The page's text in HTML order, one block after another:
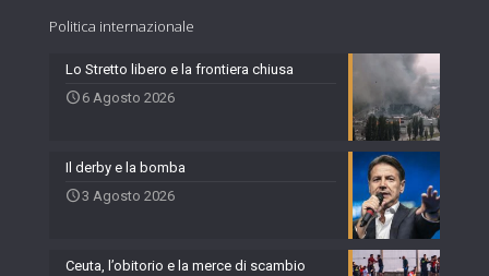
Politica internazionale
Lo Stretto libero e la frontiera chiusa
6 Agosto 2026
Il derby e la bomba
3 Agosto 2026
Ceuta, l’obitorio e la merce di scambio